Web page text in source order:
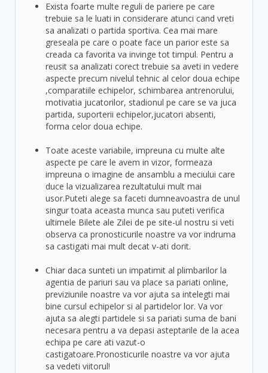
Exista foarte multe reguli de pariere pe care
trebuie sa le luati in considerare atunci cand vreti
sa analizati o partida sportiva. Cea mai mare
greseala pe care o poate face un parior este sa
creada ca favorita va invinge tot timpul. Pentru a
reusit sa analizati corect trebuie sa aveti in vedere
aspecte precum nivelul tehnic al celor doua echipe
,comparatiile echipelor, schimbarea antrenorului,
motivatia jucatorilor, stadionul pe care se va juca
partida, suporterii echipelor,jucatori absenti,
forma celor doua echipe.
Toate aceste variabile, impreuna cu multe alte
aspecte pe care le avem in vizor, formeaza
impreuna o imagine de ansamblu a meciului care
duce la vizualizarea rezultatului mult mai
usor.Puteti alege sa faceti dumneavoastra de unul
singur toata aceasta munca sau puteti verifica
ultimele Bilete ale Zilei de pe site-ul nostru si veti
observa ca pronosticurile noastre va vor indruma
sa castigati mai mult decat v-ati dorit.
Chiar daca sunteti un impatimit al plimbarilor la
agentia de pariuri sau va place sa pariati online,
previziunile noastre va vor ajuta sa intelegti mai
bine cursul echipelor si al partidelor lor. Va vor
ajuta sa alegti partidele si sa pariati suma de bani
necesara pentru a va depasi asteptarile de la acea
echipa pe care ati vazut-o
castigatoare.Pronosticurile noastre va vor ajuta
sa vedeti viitorul!